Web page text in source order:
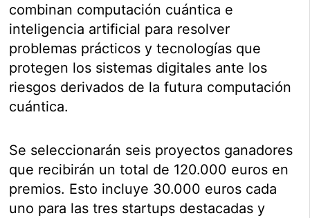
combinan computación cuántica e
inteligencia artificial para resolver
problemas prácticos y tecnologías que
protegen los sistemas digitales ante los
riesgos derivados de la futura computación
cuántica.
Se seleccionarán seis proyectos ganadores
que recibirán un total de 120.000 euros en
premios. Esto incluye 30.000 euros cada
uno para las tres startups destacadas y